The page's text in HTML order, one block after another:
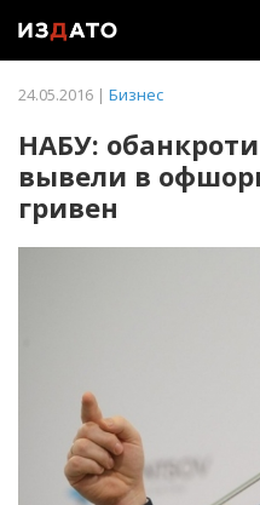
24.05.2016 | Бизнес
НАБУ:
вывели в
гривен